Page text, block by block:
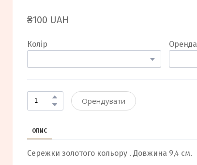
₴100 UAH
Колір Оренда
Орендувати
ОПИС
Сережки золотого кольору . Довжина 9,4 см.